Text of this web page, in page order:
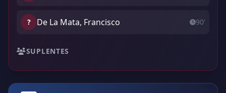
? De La Mata, Francisco 90'
SUPLENTES